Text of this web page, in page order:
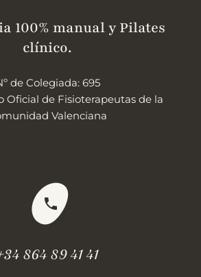
100% manual y Pilates
clínico.
de Colegiada: 695
Oficial de Fisioterapeutas de la
Valenciana
864 89 41 41